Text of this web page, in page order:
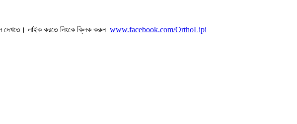
দেখতে। লাইক করতে লিংকে ক্লিক করুন www.facebook.com/OrthoLipi